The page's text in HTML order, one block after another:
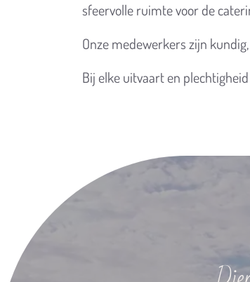
sfeervolle ruimte voor de
Onze medewerkers zijn
Bij elke uitvaart en